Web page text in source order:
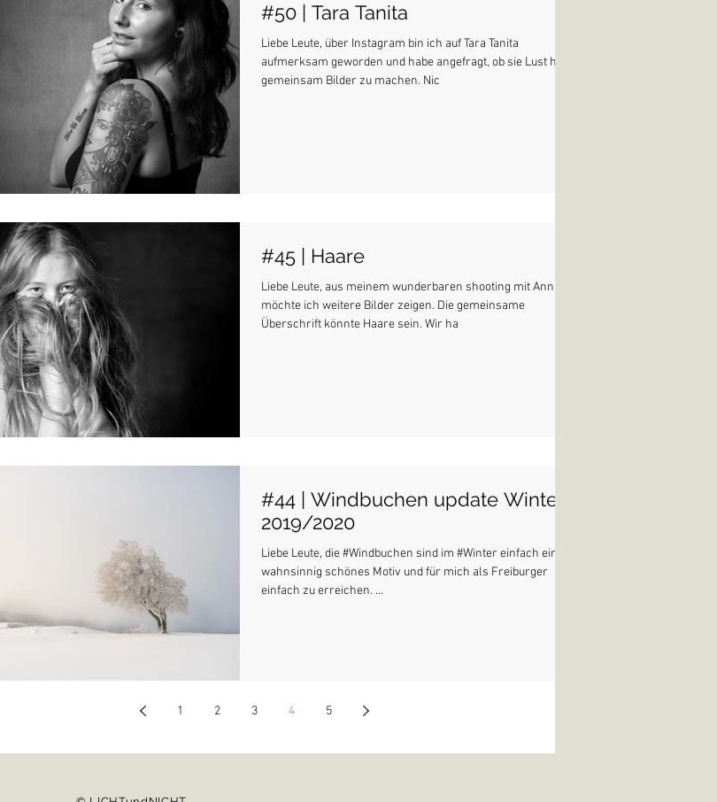
#50 | Tara Tanita
Liebe Leute, über Instagram bin ich auf Tara Tanita
aufmerksam geworden und habe angefragt, ob sie Lust hat,
gemeinsam Bilder zu machen. Nic
#45 | Haare
Liebe Leute, aus meinem wunderbaren shooting mit Anna
möchte ich weitere Bilder zeigen. Die gemeinsame
Überschrift könnte Haare sein. Wir ha
#44 | Windbuchen update Winter
2019/2020
Liebe Leute, die #Windbuchen sind im #Winter einfach ein
wahnsinnig schönes Motiv und für mich als Freiburger
einfach zu erreichen. ...
1 2 3 4 5